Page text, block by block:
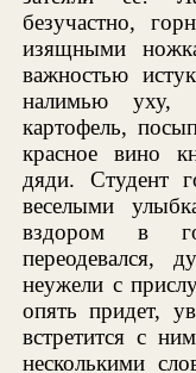
безучастно,
изящными
важностью
налимью уху,
картофель,
красное вино
дяди. Студент
веселыми
вздором в
переодевался,
неужели с
опять придет,
встретится с
несколькими